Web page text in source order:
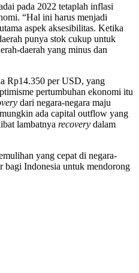
pada 2022 tetaplah inflasi
“Hal ini harus menjadi
aspek aksesibilitas. Ketika
punya stok cukup untuk
daerah yang minus dan
Rp14.350 per USD, yang
pertumbuhan ekonomi itu
dari negara-negara maju
ada capital outflow yang
lambatnya recovery dalam
yang cepat di negara-
bagi Indonesia untuk mendorong